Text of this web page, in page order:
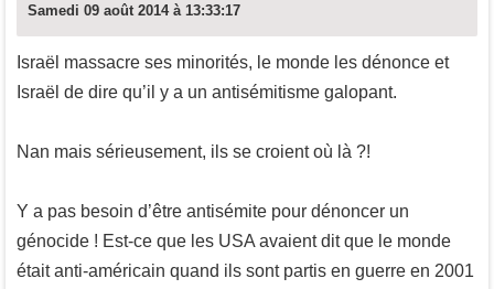
Samedi 09 août 2014 à 13:33:17
Israël massacre ses minorités, le monde les dénonce et
Israël de dire qu’il y a un antisémitisme galopant.
Nan mais sérieusement, ils se croient où là ?!
Y a pas besoin d’être antisémite pour dénoncer un
génocide ! Est-ce que les USA avaient dit que le monde
était anti-américain quand ils sont partis en guerre en 2001